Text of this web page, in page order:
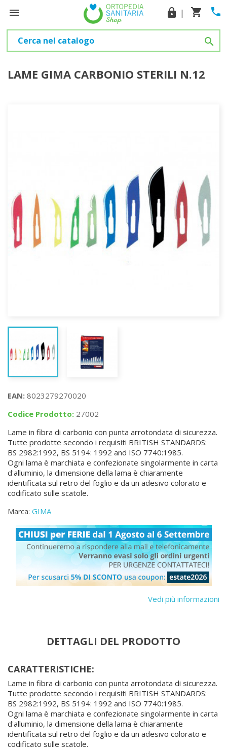
 phone
shopping_cart
lock |

LAME GIMA CARBONIO STERILI N.12
EAN: 8023279270020
Codice Prodotto: 27002
Lame in fibra di carbonio con punta arrotondata di sicurezza.
Tutte prodotte secondo i requisiti BRITISH STANDARDS:
BS 2982:1992, BS 5194: 1992 and ISO 7740:1985.
Ogni lama è marchiata e confezionate singolarmente in carta
d'alluminio, la dimensione della lama è chiaramente
identificata sul retro del foglio e da un adesivo colorato e
codificato sulle scatole.
Marca: GIMA
Vedi più informazioni
DETTAGLI DEL PRODOTTO
CARATTERISTICHE:
Lame in fibra di carbonio con punta arrotondata di sicurezza.
Tutte prodotte secondo i requisiti BRITISH STANDARDS:
BS 2982:1992, BS 5194: 1992 and ISO 7740:1985.
Ogni lama è marchiata e confezionate singolarmente in carta
d'alluminio, la dimensione della lama è chiaramente
identificata sul retro del foglio e da un adesivo colorato e
codificato sulle scatole.